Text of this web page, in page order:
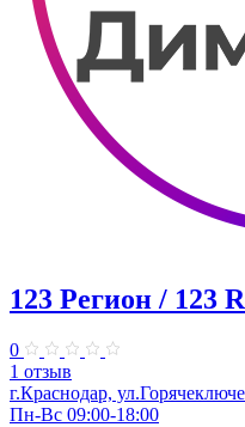
123 Регион / 123
0
1 отзыв
г.Краснодар,
Пн-Вс 09:00-18:00